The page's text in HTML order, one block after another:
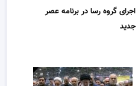
اجرای گروه رسا در برنامه عصر
جدید